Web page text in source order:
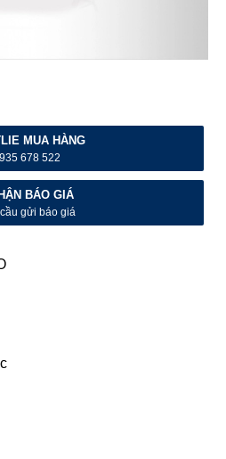
MUA HÀNG
678 522
BÁO GIÁ
gửi báo giá